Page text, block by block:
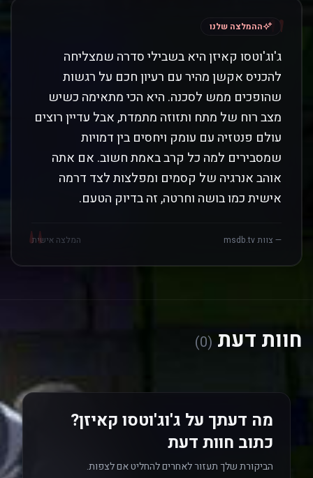
"
"
ההמלצה שלנו
ג'וג'וטסו קאיזן היא בשבילי סדרה שמצליחה
להכניס אקשן מהיר עם רעיון חכם על רגשות
שהופכים ממש לסכנה. היא הכי מתאימה כשיש
מצב רוח של מתח ותזוזה מתמדת, אבל עדיין רוצים
עולם פנטזיה עם עומק ויחסים בין דמויות
שמסבירים למה כל קרב באמת חשוב. אם אתה
אוהב אנרגיה של קסמים ומפלצות לצד דרמה
אישית כמו בושה וחרטה, זה בדיוק הטעם.
— צוות msdb.tv המלצה אישית
חוות דעת (0)
מה דעתך על ג'וג'וטסו קאיזן?
כתוב חוות דעת
הביקורת שלך תעזור לאחרים להחליט אם לצפות.